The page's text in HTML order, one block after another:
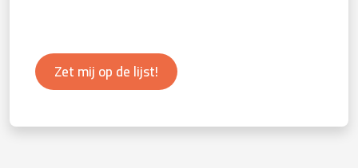
Zet mij op de lijst!